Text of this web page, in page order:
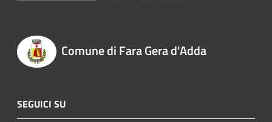
Comune di Fara Gera d'Adda
SEGUICI SU